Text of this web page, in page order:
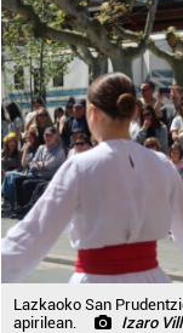
Lazkaoko San
apirilean.
Izaro